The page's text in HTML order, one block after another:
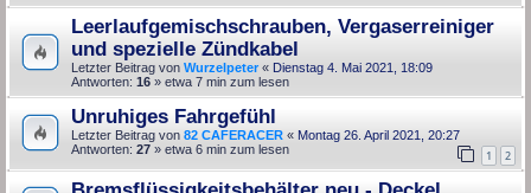
Leerlaufgemischschrauben, Vergaserreiniger
und spezielle Zündkabel
Letzter Beitrag von Wurzelpeter« Dienstag 4. Mai 2021, 18:09
Antworten: 16 » etwa 7 min zum lesen
Unruhiges Fahrgefühl
Letzter Beitrag von 82 CAFERACER « Montag 26. April 2021, 20:27
Antworten: 27 1 2
» etwa 6 min zum lesen